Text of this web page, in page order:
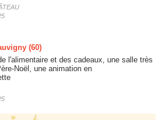
(60)
l'alimentaire et des cadeaux, une salle très
Noël, une animation en